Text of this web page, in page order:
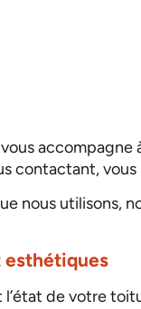
contactant,
nous utilisons,
esthétiques
de votre